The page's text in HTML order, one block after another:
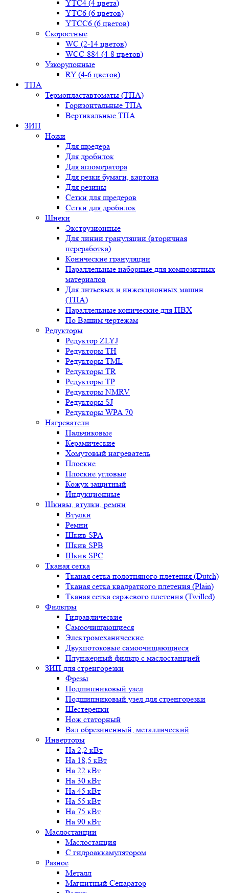
YТС4 (4 цвета)
YТС6 (6 цветов)
YТСC6 (6 цветов)
Скоростные
WС (2-14 цветов)
WСС-884 (4-8 цветов)
Узкорулонные
RY (4-6 цветов)
ТПА
Термопластавтоматы (ТПА)
Горизонтальные ТПА
Вертикальные ТПА
ЗИП
Ножи
Для шредера
Для дробилок
Для агломератора
Для резки бумаги, картона
Для резины
Сетки для шредеров
Сетки для дробилок
Шнеки
Экструзионные
Для линии грануляции (вторичная
переработка)
Конические грануляции
Параллельные наборные для композитных
материалов
Для литьевых и инжекционных машин
(ТПА)
Параллельные конические для ПВХ
По Вашим чертежам
Редукторы
Редуктор ZLYJ
Редукторы TH
Редукторы TML
Редукторы TR
Редукторы TP
Редукторы NMRV
Редукторы SJ
Редукторы WPA 70
Нагреватели
Пальчиковые
Керамические
Хомутовый нагреватель
Плоские
Плоские угловые
Кожух защитный
Индукционные
Шкивы, втулки, ремни
Втулки
Ремни
Шкив SPA
Шкив SPB
Шкив SPC
Тканая сетка
Тканая сетка полотняного плетения (Dutch)
Тканая сетка квадратного плетения (Plain)
Тканая сетка саржевого плетения (Twilled)
Фильтры
Гидравлические
Самоочищающиеся
Электромеханические
Двухпотоковые самоочищающиеся
Плунжерный фильтр с маслостанцией
ЗИП для стренгорезки
Фрезы
Подшипниковый узел
Подшипниковый узел для стренгорезки
Шестеренки
Нож статорный
Вал обрезиненный, металлический
Инверторы
На 2,2 кВт
На 18,5 кВт
На 22 кВт
На 30 кВт
На 45 кВт
На 55 кВт
На 75 кВт
На 90 кВт
Маслостанции
Маслостанция
С гидроаккамулятором
Разное
Металл
Магнитный Сепаратор